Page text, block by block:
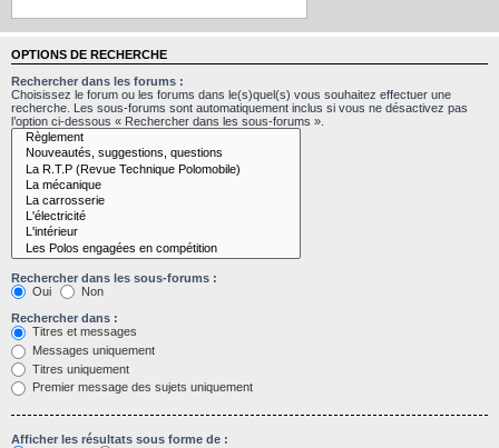
OPTIONS DE RECHERCHE
Rechercher dans les forums :
Choisissez le forum ou les forums dans le(s)quel(s) vous souhaitez effectuer une
recherche. Les sous-forums sont automatiquement inclus si vous ne désactivez pas
l’option ci-dessous « Rechercher dans les sous-forums ».
Rechercher dans les sous-forums :
Oui
Non
Rechercher dans :
Titres et messages
Messages uniquement
Titres uniquement
Premier message des sujets uniquement
Afficher les résultats sous forme de :